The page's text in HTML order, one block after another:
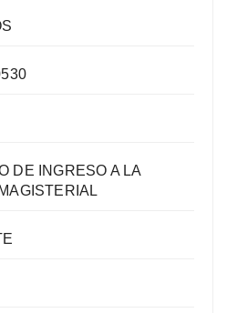
DE INGRESO A LA